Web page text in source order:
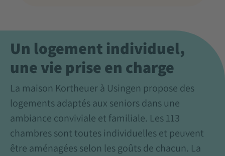
Un logement individuel,
une vie prise en charge
La maison Kortheuer à Usingen propose des
logements adaptés aux seniors dans une
ambiance conviviale et familiale. Les 113
chambres sont toutes individuelles et peuvent
être aménagées selon les goûts de chacun. La